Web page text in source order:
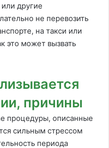
другие
не перевозить
на такси или
это может вызвать
причины
процедуры, описанные
сильным стрессом
периода